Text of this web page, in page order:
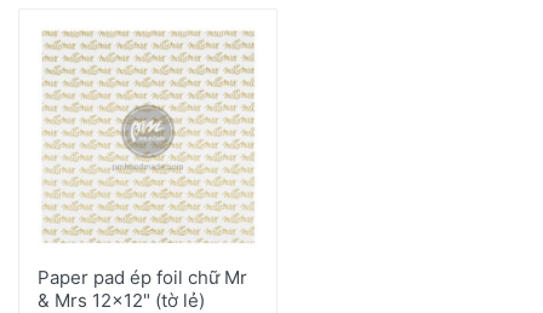
Paper pad ép foil chữ Mr
& Mrs 12x12" (tờ lẻ)